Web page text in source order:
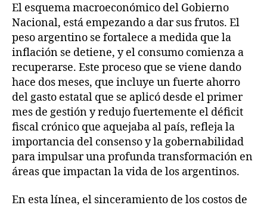
El esquema macroeconómico del Gobierno
Nacional, está empezando a dar sus frutos. El
peso argentino se fortalece a medida que la
inflación se detiene, y el consumo comienza a
recuperarse. Este proceso que se viene dando
hace dos meses, que incluye un fuerte ahorro
del gasto estatal que se aplicó desde el primer
mes de gestión y redujo fuertemente el déficit
fiscal crónico que aquejaba al país, refleja la
importancia del consenso y la gobernabilidad
para impulsar una profunda transformación en
áreas que impactan la vida de los argentinos.
En esta línea, el sinceramiento de los costos de